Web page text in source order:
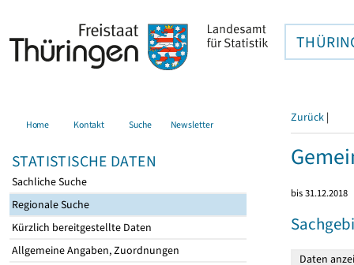
Home Kontakt Suche Newsletter
STATISTISCHE DATEN
Sachliche Suche
Regionale Suche
Kürzlich bereitgestellte Daten
Allgemeine Angaben, Zuordnungen
Zurück |
bis 31.12.2018